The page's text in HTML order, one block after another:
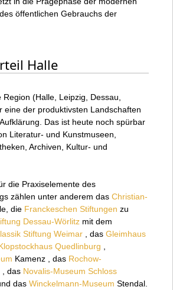
öffentlichen Gebrauchs der
Halle
(Halle, Leipzig, Dessau,
eine der produktivsten Landschaften
Das ist heute noch spürbar
Literatur- und Kunstmuseen,
Archiven, Kultur- und
die Praxiselemente des
zählen unter anderem das Christian-
die Franckeschen Stiftungen zu
Dessau-Wörlitz mit dem
Stiftung Weimar , das Gleimhaus
Quedlinburg
Kamenz , das Rochow-
, das Novalis-Museum Schloss
das Winckelmann-Museum Stendal.